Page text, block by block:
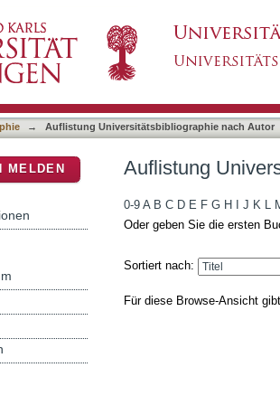
→ Auflistung Universitätsbibliographie nach Autor
Auflistung
0-9 A B C D E F G H J K L
Oder geben Sie die ersten
Sortiert nach:
Für diese Browse-Ansicht
MELDEN